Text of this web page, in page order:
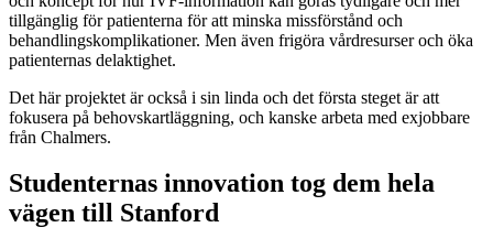
tillgänglig för patienterna för att minska missförstånd och
behandlingskomplikationer. Men även frigöra vårdresurser och öka
patienternas delaktighet.
Det här projektet är också i sin linda och det första steget är att
fokusera på behovskartläggning, och kanske arbeta med exjobbare
från Chalmers.
Studenternas innovation tog dem hela
vägen till Stanford